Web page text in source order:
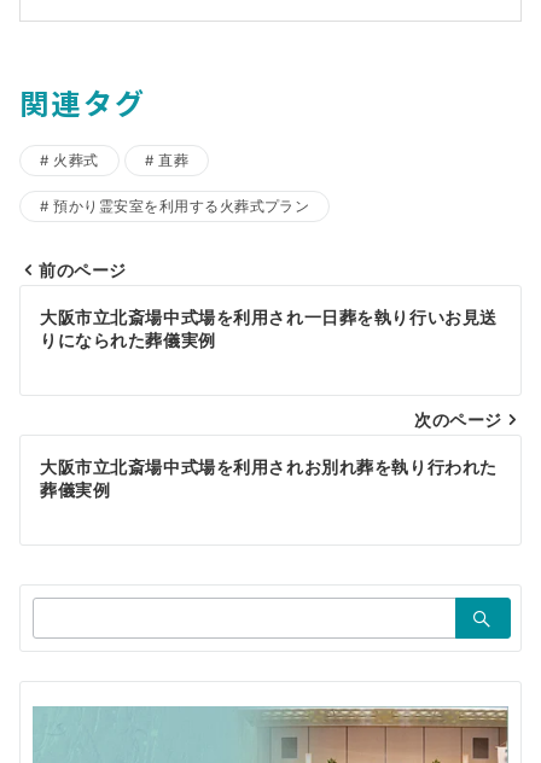
関連タグ
火葬式 直葬
預かり霊安室を利用する火葬式プラン
投
ナ
ビ
ゲ
ー
シ
ョ
ン
前のページ
大阪市立北斎場中式場を利用され一日葬を執り行いお見送
りになられた葬儀実例
次のページ
大阪市立北斎場中式場を利用されお別れ葬を執り行われた
葬儀実例
索：